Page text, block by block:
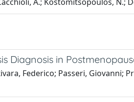
Diagnosis in
Federico; Passeri, Giovanni;